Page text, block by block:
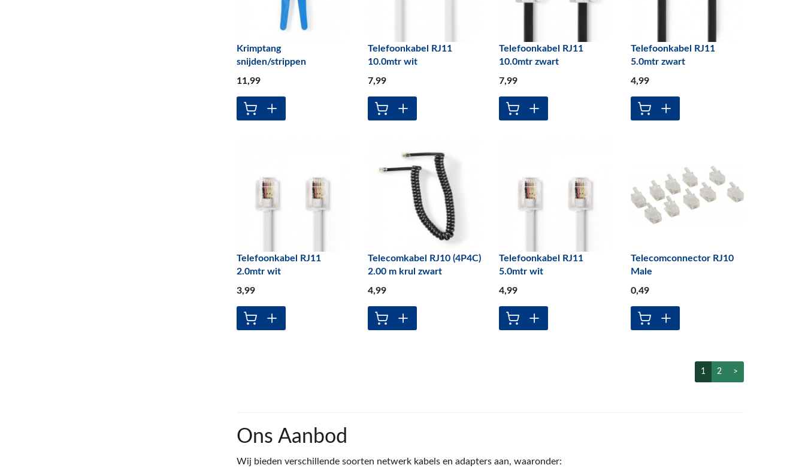
Krimptang
snijden/strippen
11,99
Telefoonkabel RJ11
10.0mtr wit
7,99
Telefoonkabel RJ11
10.0mtr zwart
7,99
Telefoonkabel RJ11
5.0mtr zwart
4,99
Telefoonkabel RJ11
2.0mtr wit
3,99
Telecomkabel RJ10 (4P4C)
2.00 m krul zwart
4,99
Telefoonkabel RJ11
5.0mtr wit
4,99
Telecomconnector RJ10
Male
0,49
1 2 >
Ons Aanbod
Wij bieden verschillende soorten netwerk kabels en adapters aan, waaronder: